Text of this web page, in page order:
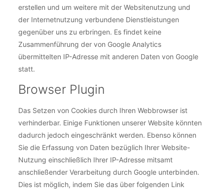
erstellen und um weitere mit der Websitenutzung und
der Internetnutzung verbundene Dienstleistungen
gegenüber uns zu erbringen. Es findet keine
Zusammenführung der von Google Analytics
übermittelten IP-Adresse mit anderen Daten von Google
statt.
Browser Plugin
Das Setzen von Cookies durch Ihren Webbrowser ist
verhinderbar. Einige Funktionen unserer Website könnten
dadurch jedoch eingeschränkt werden. Ebenso können
Sie die Erfassung von Daten bezüglich Ihrer Website-
Nutzung einschließlich Ihrer IP-Adresse mitsamt
anschließender Verarbeitung durch Google unterbinden.
Dies ist möglich, indem Sie das über folgenden Link